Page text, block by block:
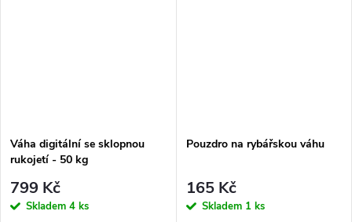
Váha digitální se sklopnou
rukojetí - 50 kg
799 Kč
Skladem 4 ks
Pouzdro na rybářskou váhu
165 Kč
Skladem 1 ks